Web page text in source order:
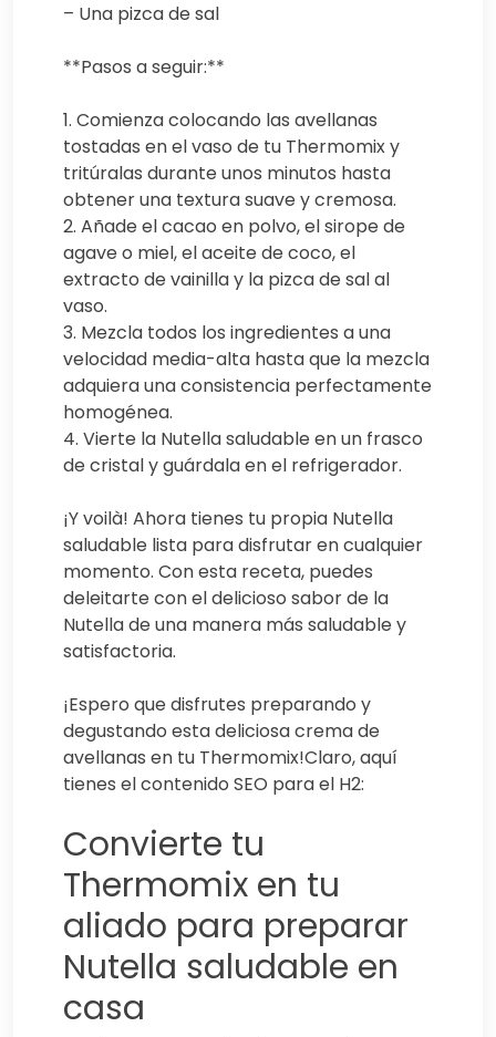
– Una pizca de sal
**Pasos a seguir:**
1. Comienza colocando las avellanas
tostadas en el vaso de tu Thermomix y
tritúralas durante unos minutos hasta
obtener una textura suave y cremosa.
2. Añade el cacao en polvo, el sirope de
agave o miel, el aceite de coco, el
extracto de vainilla y la pizca de sal al
vaso.
3. Mezcla todos los ingredientes a una
velocidad media-alta hasta que la mezcla
adquiera una consistencia perfectamente
homogénea.
4. Vierte la Nutella saludable en un frasco
de cristal y guárdala en el refrigerador.
¡Y voilà! Ahora tienes tu propia Nutella
saludable lista para disfrutar en cualquier
momento. Con esta receta, puedes
deleitarte con el delicioso sabor de la
Nutella de una manera más saludable y
satisfactoria.
¡Espero que disfrutes preparando y
degustando esta deliciosa crema de
avellanas en tu Thermomix!Claro, aquí
tienes el contenido SEO para el H2:
Convierte tu
Thermomix en tu
aliado para preparar
Nutella saludable en
casa